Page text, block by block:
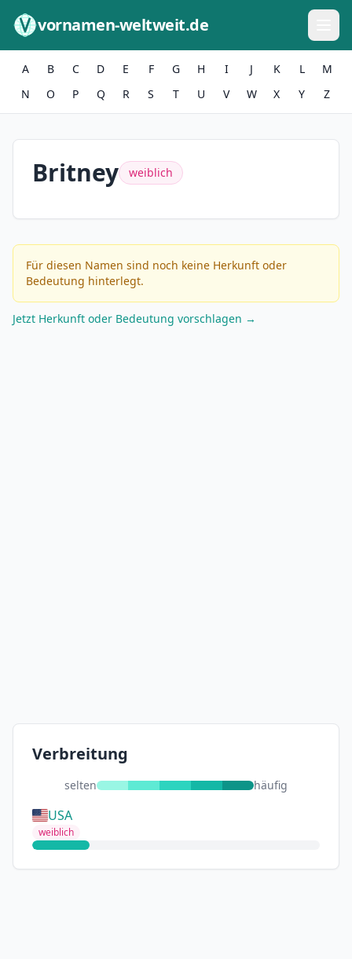
vornamen-weltweit.de
A B C D E F G H I J K L
M
N
O P Q R S T U V W X Y Z
Britney weiblich
Für diesen Namen sind noch keine Herkunft oder
Bedeutung hinterlegt.
Jetzt Herkunft oder Bedeutung vorschlagen →
Verbreitung
selten häufig
USA
weiblich